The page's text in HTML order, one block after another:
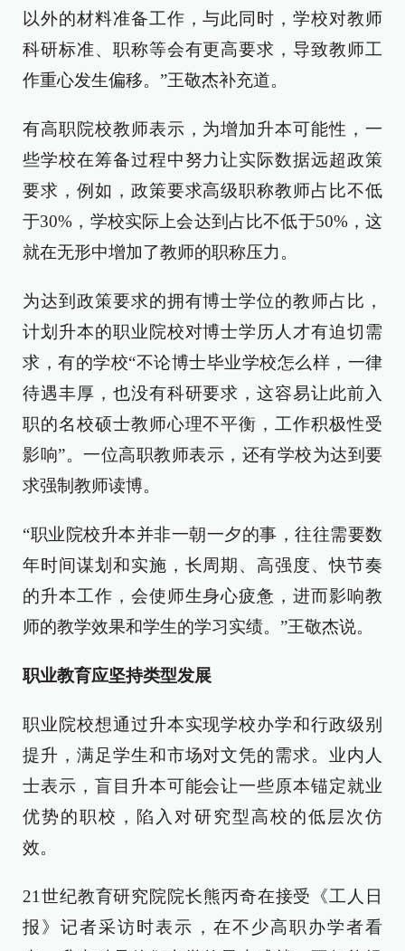
以外的材料准备工作，与此同时，学校对教师
科研标准、职称等会有更高要求，导致教师工
作重心发生偏移。”王敬杰补充道。
有高职院校教师表示，为增加升本可能性，一
些学校在筹备过程中努力让实际数据远超政策
要求，例如，政策要求高级职称教师占比不低
于30%，学校实际上会达到占比不低于50%，这
就在无形中增加了教师的职称压力。
为达到政策要求的拥有博士学位的教师占比，
计划升本的职业院校对博士学历人才有迫切需
求，有的学校“不论博士毕业学校怎么样，一律
待遇丰厚，也没有科研要求，这容易让此前入
职的名校硕士教师心理不平衡，工作积极性受
影响”。一位高职教师表示，还有学校为达到要
求强制教师读博。
“职业院校升本并非一朝一夕的事，往往需要数
年时间谋划和实施，长周期、高强度、快节奏
的升本工作，会使师生身心疲惫，进而影响教
师的教学效果和学生的学习实绩。”王敬杰说。
职业教育应坚持类型发展
职业院校想通过升本实现学校办学和行政级别
提升，满足学生和市场对文凭的需求。业内人
士表示，盲目升本可能会让一些原本锚定就业
优势的职校，陷入对研究型高校的低层次仿
效。
21世纪教育研究院院长熊丙奇在接受《工人日
报》记者采访时表示，在不少高职办学者看